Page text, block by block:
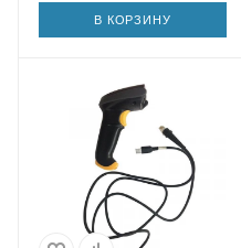
В КОРЗИНУ